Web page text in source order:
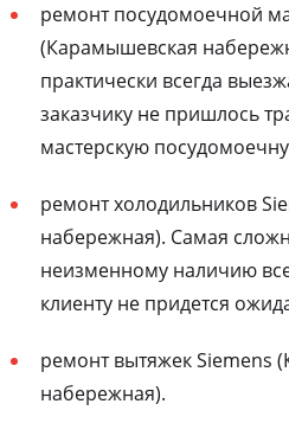
ремонт посудомоечной
(Карамышевская
практически всегда
заказчику не пришлось
мастерскую
ремонт холодильников
набережная). Самая
неизменному наличию
клиенту не придется
ремонт вытяжек Siemens
набережная).